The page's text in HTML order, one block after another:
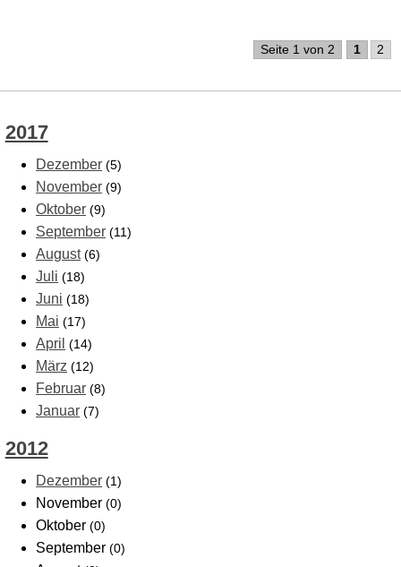
Seite 1 von 2 1 2
2017
Dezember (5)
November (9)
Oktober (9)
September (11)
August (6)
Juli (18)
Juni (18)
Mai (17)
April (14)
März (12)
Februar (8)
Januar (7)
2012
Dezember (1)
November(0)
Oktober(0)
September(0)